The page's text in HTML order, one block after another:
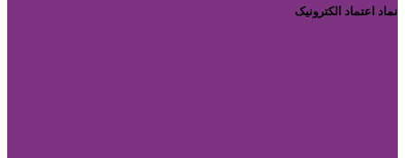
نماد اعتماد الکترونیک